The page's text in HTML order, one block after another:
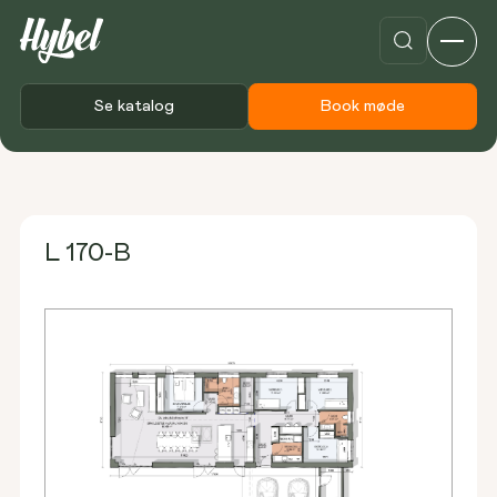
Se katalog Book møde
L 170-B